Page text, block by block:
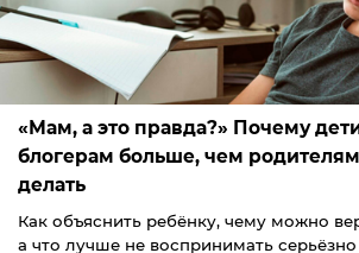
«Мам, а это правда?» Почему
блогерам больше, чем
делать
Как объяснить ребёнку, чему можно
а что лучше не воспринимать серьёзно